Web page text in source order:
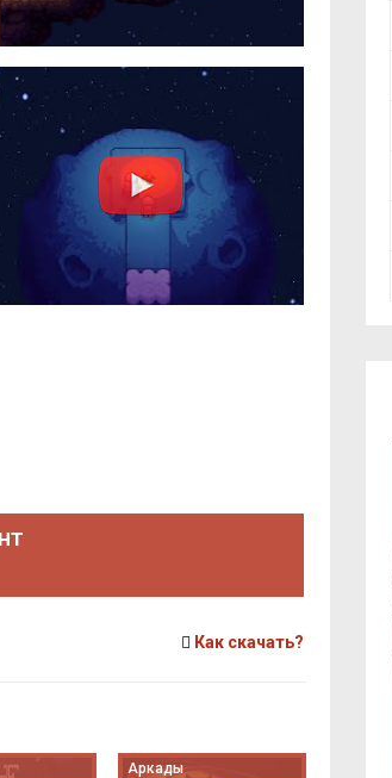
Как скачать?
Аркады